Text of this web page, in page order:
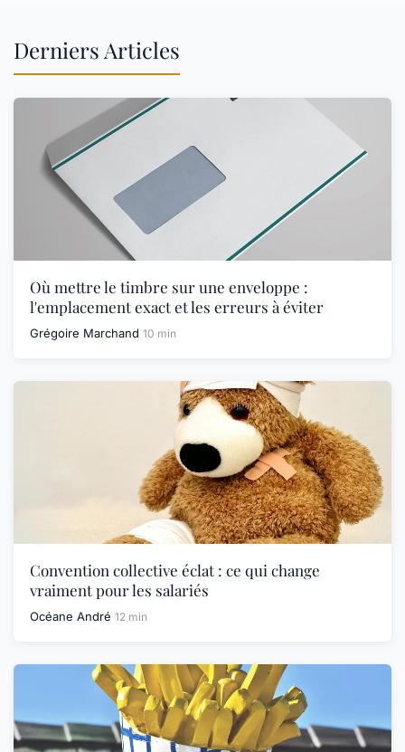
Derniers Articles
Où mettre le timbre sur une enveloppe :
l'emplacement exact et les erreurs à éviter
Grégoire Marchand 10 min
Convention collective éclat : ce qui change
vraiment pour les salariés
Océane André 12 min